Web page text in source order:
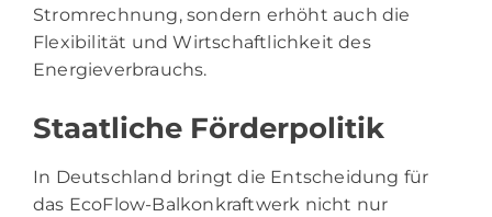
Stromrechnung, sondern erhöht auch die
Flexibilität und Wirtschaftlichkeit des
Energieverbrauchs.
Staatliche Förderpolitik
In Deutschland bringt die Entscheidung für
das EcoFlow-Balkonkraftwerk nicht nur